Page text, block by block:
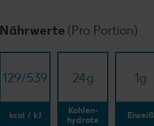
Nährwerte (Pro Portion)
129/​539
kcal / kJ
24g
Kohlen-
hydrate
1g
Eiweiß